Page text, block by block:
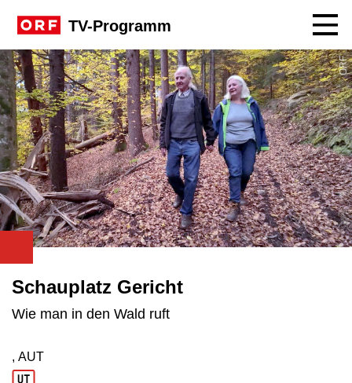
TV-Programm
ORF
Schauplatz Gericht
Wie man in den Wald ruft
Produktionsland: AUT
, AUT